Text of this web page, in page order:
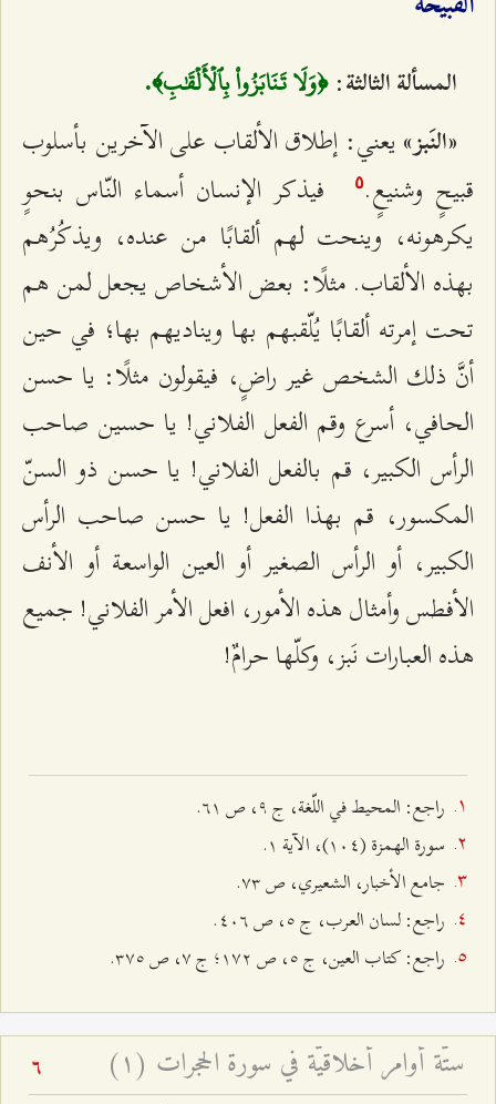
المسألة الثالثة:﴿وَلَا تَنَابَزُواْ بِٱلۡأَلۡقَٰبِ﴾.
«النَبز» يعني: إطلاق الألقاب على الآخرين بأسلوب
قبيحٍ وشنيعٍ.٥
فيذكر الإنسان أسماء النّاس بنحوٍ
يكرهونه، وينحت لهم ألقابًا من عنده، ويذكُرُهم
بهذه الألقاب. مثلًا: بعض الأشخاص يجعل لمن هم
تحت إمرته ألقابًا يُلّقبهم بها ويناديهم بها؛ في حين
أنَّ ذلك الشخص غير راضٍ، فيقولون مثلًا: يا حسن
الحافي، أسرع وقم الفعل الفلاني! يا حسين صاحب
الرأس الكبير، قم بالفعل الفلاني! يا حسن ذو السنّ
المكسور، قم بهذا الفعل! يا حسن صاحب الرأس
الكبير، أو الرأس الصغير أو العين الواسعة أو الأنف
الأفطس وأمثال هذه الأمور، افعل الأمر الفلاني! جميع
هذه العبارات نَبز، وكلّها حرامٌ!
راجع: المحيط في اللّغة، ج ٩، ص ٦۱.
سورة الهمزة (۱۰٤)، الآية ۱.
جامع الأخبار، الشعیري، ص ۷٣.
راجع: لسان العرب، ج ٥، ص ٤۰٦.
راجع: کتاب العین، ج ٥، ص ۱۷٢؛ ج ۷، ص ٣۷٥.
ستّة أوامر أخلاقيّة في سورة الحجرات (۱) 6